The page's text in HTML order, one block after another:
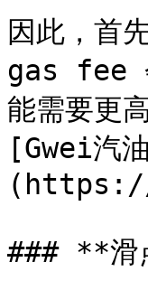
因此，首
gas fee
能需要更
[Gwei汽
(https://
### **滑